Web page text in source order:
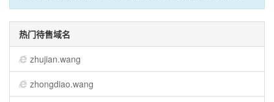
热门待售域名
zhujian.wang
zhongdiao.wang